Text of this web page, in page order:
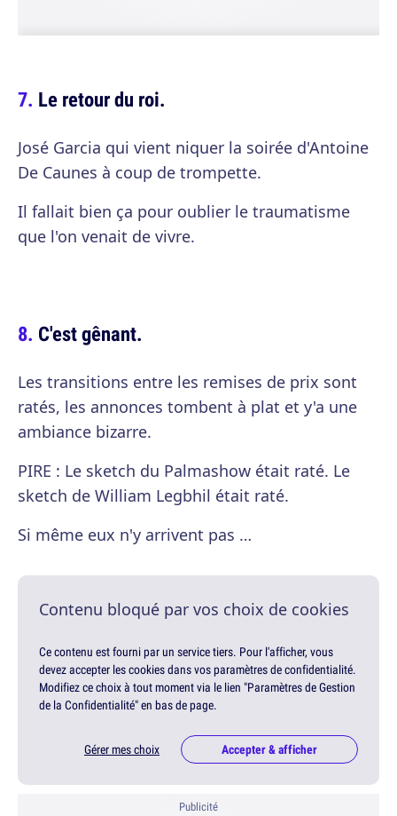
Le retour du roi.
José Garcia qui vient niquer la soirée d'Antoine
De Caunes à coup de trompette.
Il fallait bien ça pour oublier le traumatisme
que l'on venait de vivre.
C'est gênant.
Les transitions entre les remises de prix sont
ratés, les annonces tombent à plat et y'a une
ambiance bizarre.
PIRE : Le sketch du Palmashow était raté. Le
sketch de William Legbhil était raté.
Si même eux n'y arrivent pas …
Contenu bloqué par vos choix de cookies
Ce contenu est fourni par un service tiers. Pour l'afficher, vous
devez accepter les cookies dans vos paramètres de confidentialité.
Modifiez ce choix à tout moment via le lien "Paramètres de Gestion
de la Confidentialité" en bas de page.
Gérer mes choix Accepter & afficher
Publicité